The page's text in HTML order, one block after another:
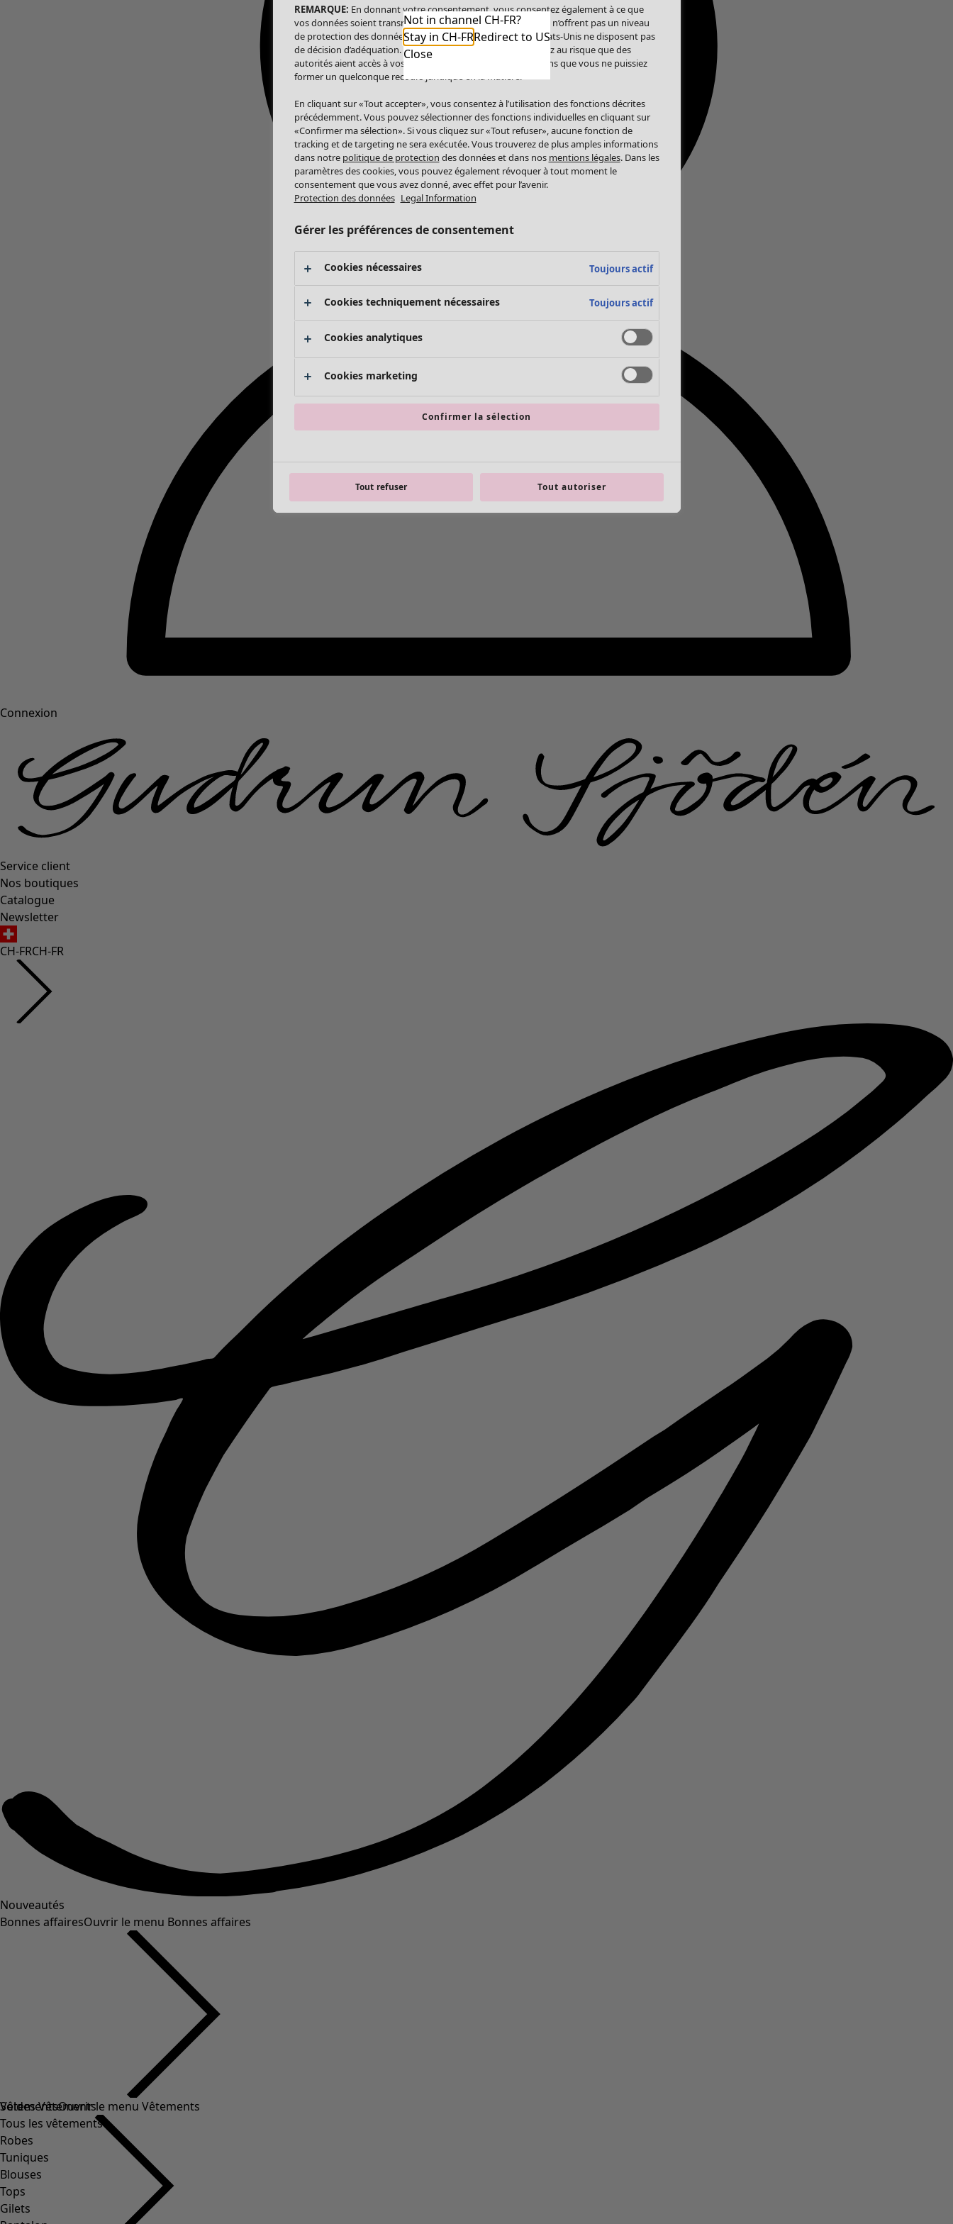
Connexion
Service client
Nos boutiques
Catalogue
Newsletter
CH-FRCH-FR
Nouveautés
Bonnes affairesOuvrir le menu Bonnes affaires
Soldes Vêtements
Tous les vêtements
Robes
Tuniques
Blouses
Tops
Gilets
VêtementsOuvrir le menu Vêtements
Not in channel CH-FR?
Stay in CH-FRRedirect to US
Close
REMARQUE: En donnant votre consentement, vous consentez également à ce que
vos données soient transmises aux États-Unis. Les États-Unis n’offrent pas un niveau
de protection des données comparable à celui de l’UE. Les États-Unis ne disposent pas
de décision d’adéquation. Par conséquent, vous vous exposez au risque que des
autorités aient accès à vos données à caractère personnel sans que vous ne puissiez
former un quelconque recours juridique en la matière.
En cliquant sur «Tout accepter», vous consentez à l’utilisation des fonctions décrites
précédemment. Vous pouvez sélectionner des fonctions individuelles en cliquant sur
«Confirmer ma sélection». Si vous cliquez sur «Tout refuser», aucune fonction de
tracking et de targeting ne sera exécutée. Vous trouverez de plus amples informations
dans notre politique de protection des données et dans nos mentions légales. Dans les
paramètres des cookies, vous pouvez également révoquer à tout moment le
consentement que vous avez donné, avec effet pour l’avenir.
Protection des données Legal Information
Gérer les préférences de consentement
Cookies nécessaires Toujours actif
Cookies techniquement nécessaires Toujours actif
Cookies analytiques
Cookies marketing
Confirmer la sélection
Tout refuser Tout autoriser